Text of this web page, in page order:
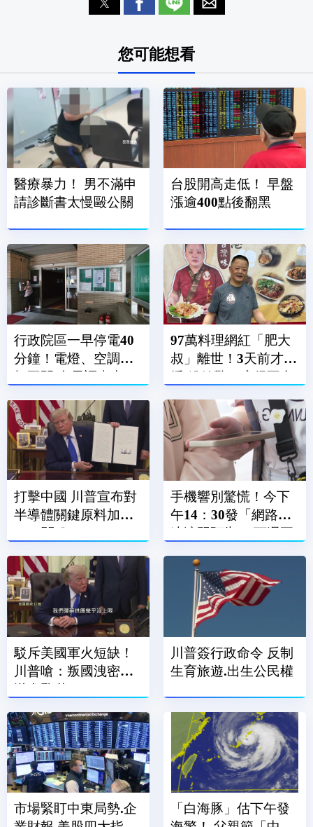
您可能想看
醫療暴力！ 男不滿申
請診斷書太慢毆公關
台股開高走低！ 早盤
漲逾400點後翻黑
行政院區一早停電40
分鐘！電燈、空調全
打不開 台電調查中
97萬料理網紅「肥大
叔」離世！3天前才直
播 粉絲驚：瘦得不合
打擊中國 川普宣布對
半導體關鍵原料加徵
15％關稅
手機響別驚慌！今下
午14：30發「網路降
速演習預告」 下週正
駁斥美國軍火短缺！
川普嗆：叛國洩密者
送進監獄
川普簽行政命令 反制
生育旅遊.出生公民權
市場緊盯中東局勢.企
「白海豚」估下午發